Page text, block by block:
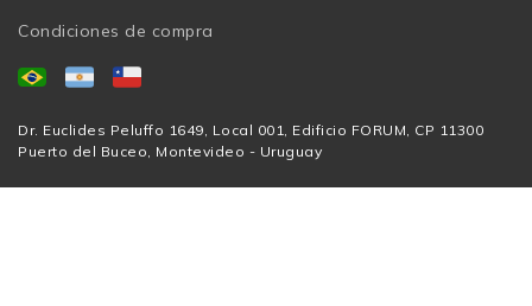
Condiciones de compra
Dr. Euclides Peluffo 1649, Local 001, Edificio FORUM, CP 11300
Puerto del Buceo, Montevideo - Uruguay